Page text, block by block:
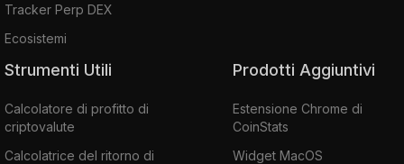
Tracker Perp DEX
Ecosistemi
Strumenti Utili
Calcolatore di profitto di
criptovalute
Calcolatrice del ritorno di
Prodotti Aggiuntivi
Estensione Chrome di
CoinStats
Widget MacOS